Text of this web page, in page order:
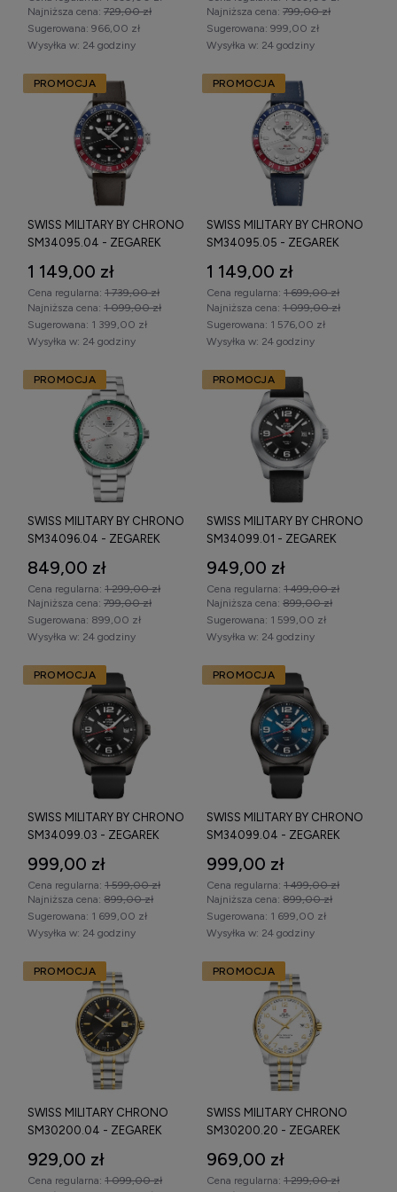
dopasowany do aktywnego stylu życia.
Zegarek Swiss Military by Chrono Swiss
Made – specyfikacja techniczna
Zegarki Swiss Military by Chrono Swiss Made
produkowane są zgodnie z rygorystycznymi normami
szwajcarskiego zegarmistrzostwa. Marka wykorzystuje
zwiększające trwałość zegarka.
W zależności od modelu dostępne są:
mechanizm kwarcowy Swiss Made,
funkcja chronografu,
szkło szafirowe odporne na zarysowania,
koperta ze stali nierdzewnej wysokiej jakości,
zakręcana koronka (wybrane modele),
jednokierunkowy bezel (modele sportowe),
ModelSwiss Military by Chrono 200 m chronografto
jedna z najczęściej wyszukiwanych konfiguracji – oferuje
wysoką wodoszczelność, solidną kopertę (42–45 mm) oraz
sportowy, taktyczny charakter.
Zegarki Swiss Military by Chrono
Zegarki Swiss Military by Chrono męskienależą do
segmentu sportowych zegarków Swiss Made w średnim i
wyższym przedziale cenowym.
Modele te często wybierane są przez osoby poszukujące
zegarka o militarnej stylistyce i wysokiej odporności na wodę.
Oryginalny zegarek Swiss Military by
Chrono – na co zwrócić uwagę?
Wybierając oryginalny zegarek Swiss Military by Chrono
warto zwrócić uwagę na:
oznaczenie Swiss Made na tarczy,
poziom wodoszczelności (100 m lub 200 m),
obecność szkła szafirowego,
funkcję chronografu,
średnicę koperty (najczęściej 42–45 mm),
rodzaj bransolety lub paska.
Marka oferuje szwajcarską precyzję, solidne wykonanie i
funkcjonalność w konkurencyjnej relacji jakości do ceny.
Sprawdź dostępne
zegarki Swiss Military by Chrono
męskie, porównaj parametry techniczne i wybierz model
Najniższa cena: 729,00 zł
Wysyłka w: 24 godziny
Sugerowana: 966,00 zł
Najniższa cena: 799,00 zł
Wysyłka w: 24 godziny
Sugerowana: 999,00 zł
SWISS MILITARY BY CHRONO
SM34095.04 - ZEGAREK
1 149,00 zł
Cena regularna: 1 739,00 zł
Najniższa cena: 1 099,00 zł
Wysyłka w: 24 godziny
Sugerowana: 1 399,00 zł
PROMOCJA
SWISS MILITARY BY CHRONO
SM34095.05 - ZEGAREK
1 149,00 zł
Cena regularna: 1 699,00 zł
Najniższa cena: 1 099,00 zł
Wysyłka w: 24 godziny
Sugerowana: 1 576,00 zł
PROMOCJA
SWISS MILITARY BY CHRONO
SM34096.04 - ZEGAREK
849,00 zł
Cena regularna: 1 299,00 zł
Najniższa cena: 799,00 zł
Wysyłka w: 24 godziny
Sugerowana: 899,00 zł
PROMOCJA
SWISS MILITARY BY CHRONO
SM34099.01 - ZEGAREK
949,00 zł
Cena regularna: 1 499,00 zł
Najniższa cena: 899,00 zł
Wysyłka w: 24 godziny
Sugerowana: 1 599,00 zł
PROMOCJA
SWISS MILITARY BY CHRONO
SM34099.03 - ZEGAREK
999,00 zł
Cena regularna: 1 599,00 zł
Najniższa cena: 899,00 zł
Wysyłka w: 24 godziny
Sugerowana: 1 699,00 zł
PROMOCJA
SWISS MILITARY BY CHRONO
SM34099.04 - ZEGAREK
999,00 zł
Cena regularna: 1 499,00 zł
Najniższa cena: 899,00 zł
Wysyłka w: 24 godziny
Sugerowana: 1 699,00 zł
PROMOCJA
SWISS MILITARY CHRONO
SM30200.04 - ZEGAREK
929,00 zł
Cena regularna: 1 099,00 zł
PROMOCJA
SWISS MILITARY CHRONO
SM30200.20 - ZEGAREK
969,00 zł
Cena regularna: 1 299,00 zł
PROMOCJA